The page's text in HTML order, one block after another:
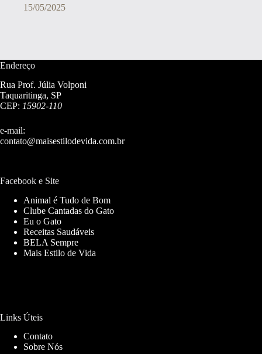
15/05/2025
Endereço
Rua Prof. Júlia Volponi
Taquaritinga, SP
CEP: 15902-110
e-mail:
contato@maisestilodevida.com.br
Facebook e Site
Animal é Tudo de Bom
Clube Cantadas do Gato
Eu o Gato
Receitas Saudáveis
BELA Sempre
Mais Estilo de Vida
Links Úteis
Contato
Sobre Nós